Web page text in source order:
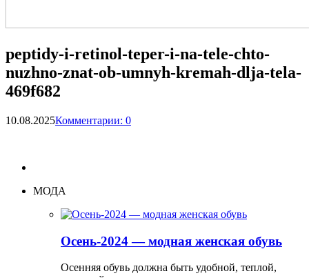
peptidy-i-retinol-teper-i-na-tele-chto-
nuzhno-znat-ob-umnyh-kremah-dlja-tela-
469f682
10.08.2025Комментарии: 0
МОДА
Осень-2024 — модная женская обувь
Осенняя обувь должна быть удобной, теплой,